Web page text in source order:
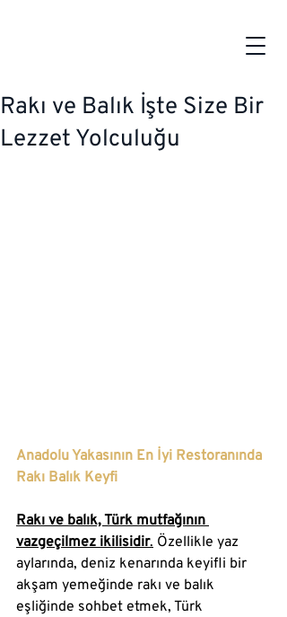
Rakı ve Balık İşte Size Bir
Lezzet Yolculuğu
Anadolu Yakasının En İyi Restoranında
Rakı Balık Keyfi
Rakı ve balık, Türk mutfağının
vazgeçilmez ikilisidir. Özellikle yaz
aylarında, deniz kenarında keyifli bir
akşam yemeğinde rakı ve balık
eşliğinde sohbet etmek, Türk